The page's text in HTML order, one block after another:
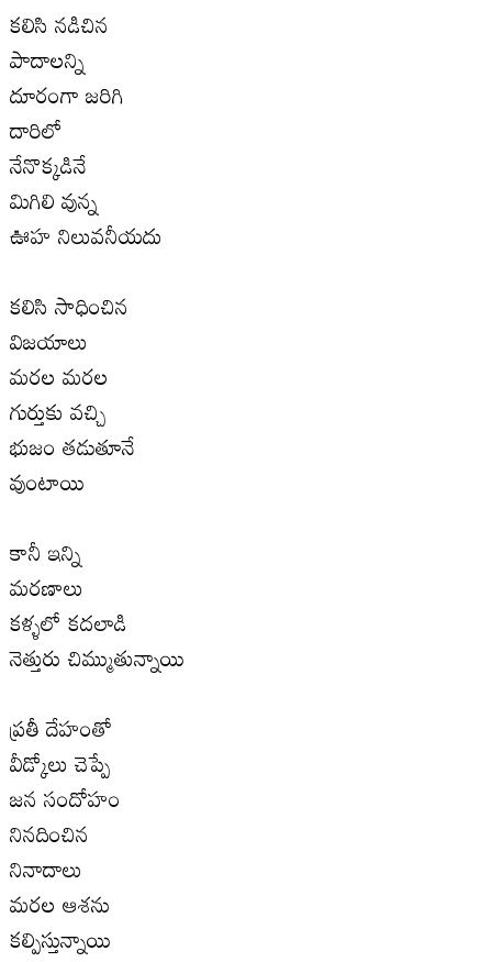
కలిసి నడిచిన
పాదాలన్ని
దూరంగా జరిగి
దారిలో
నేనొక్కడినే
మిగిలి వున్న
ఊహ నిలువనీయదు
కలిసి సాధించిన
విజయాలు
మరల మరల
గుర్తుకు వచ్చి
భుజం తడుతూనే
వుంటాయి
కానీ ఇన్ని
మరణాలు
కళ్ళలో కదలాడి
నెత్తురు చిమ్ముతున్నాయి
ప్రతీ దేహంతో
వీడ్కోలు చెప్పే
జన సందోహం
నినదించిన
నినాదాలు
మరల ఆశను
కల్పిస్తున్నాయి